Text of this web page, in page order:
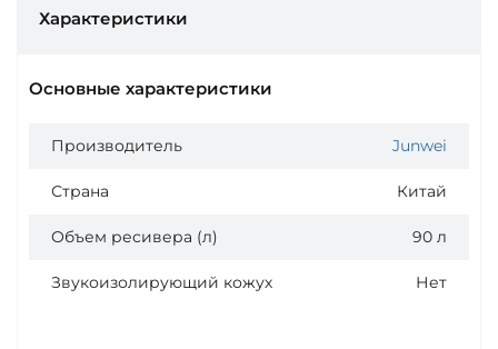
Характеристики
Основные характеристики
Производитель Junwei
Страна Китай
Объем ресивера (л) 90 л
Звукоизолирующий кожух Нет